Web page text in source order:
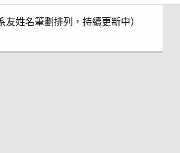
友姓名筆劃排列，持續更新中）